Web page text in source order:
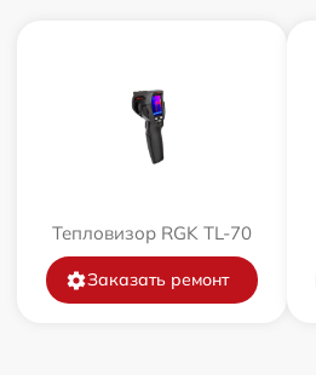
Тепловизор RGK TL-70
Заказать ремонт